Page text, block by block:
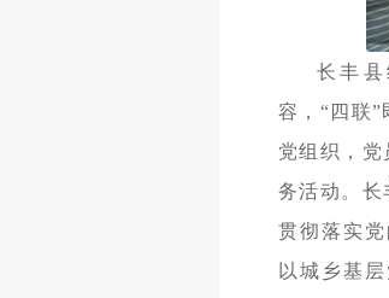
长丰
容，“四联
党组织，党
务活动。长
贯彻落实
以城乡基